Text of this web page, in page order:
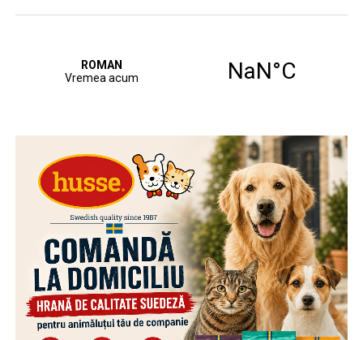
și apă uzată
Când vor începe lucrările și în cât timp trebuie finalizate